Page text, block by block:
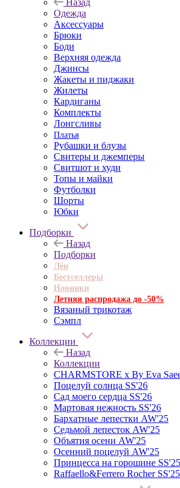
Назад
Одежда
Аксессуары
Брюки
Боди
Верхняя одежда
Джинсы
Жакеты и пиджаки
Жилеты
Кардиганы
Комплекты
Лонгсливы
Платья
Рубашки и блузы
Свитеры и джемперы
Свитшот и худи
Топы и майки
Футболки
Шорты
Юбки
Подборки
Назад
Подборки
Лён
Бестселлеры
Новинки
Летняя распродажа до -50%
Вязаный трикотаж
Сэмпл
Коллекции
Назад
Коллекции
CHARMSTORE х By Eva
Поцелуй солнца SS'26
Сад моего сердца SS'26
Мартовая нежность SS'26
Бархатные лепестки AW'25
Седьмой лепесток AW'25
Объятия осени AW'25
Осенний поцелуй AW'25
Принцесса на горошине SS'25
Raffaello&Ferrero Rocher SS'25